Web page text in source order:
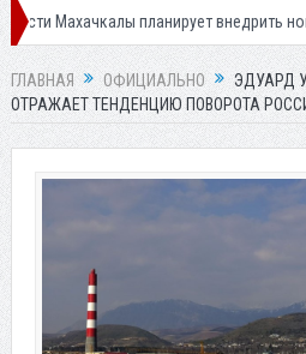
планирует внедрить новую
ГЛАВНАЯ ОФИЦИАЛЬНО
ЭДУАРД
ОТРАЖАЕТ ТЕНДЕНЦИЮ ПОВОРОТА